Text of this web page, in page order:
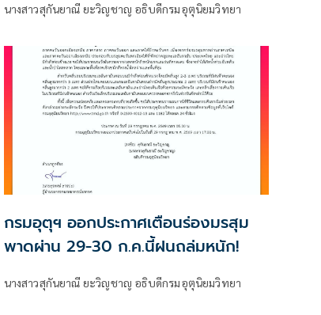
นางสาวสุกันยาณี ยะวิญชาญ อธิบดีกรมอุตุนิยมวิทยา
กรมอุตุฯ ออกประกาศเตือนร่องมรสุม
พาดผ่าน 29-30 ก.ค.นี้ฝนถล่มหนัก!
นางสาวสุกันยาณี ยะวิญชาญ อธิบดีกรมอุตุนิยมวิทยา